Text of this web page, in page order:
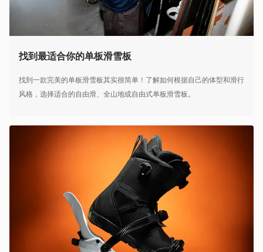
找到最适合你的单板滑雪板
找到一款完美的单板滑雪板其实很简单！了解如何根据自己的体型和滑行
风格，选择适合的自由滑、全山地或自由式单板滑雪板。